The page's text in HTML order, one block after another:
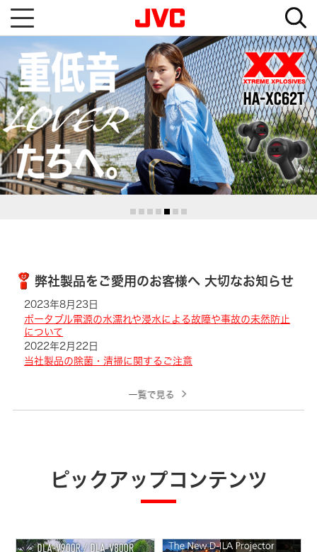
T
l
e
n
a
v
i
g
a
t
i
o
n
弊社製品をご愛用のお客様へ 大切なお知らせ
一覧で見る
2023年8月23日
ポータブル電源の水濡れや浸水による故障や事故の未然防止
について
2022年2月22日
当社製品の除菌・清掃に関するご注意
ピックアップコンテンツ